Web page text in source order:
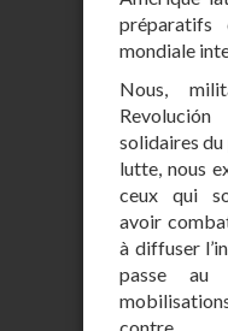
préparatifs
mondiale
Nous,
solidaires
lutte, nous
ceux qui
avoir
à diffuser
passe au